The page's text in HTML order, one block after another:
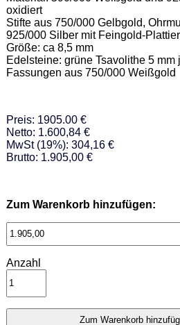
oxidiert
Stifte aus 750/000 Gelbgold,
925/000 Silber mit Feingold-
Größe: ca 8,5 mm
Edelsteine: grüne Tsavolithe 5 mm
Fassungen aus 750/000 Weißgold
Preis: 1905.00 €
Netto: 1.600,84 €
MwSt (19%): 304,16 €
Brutto: 1.905,00 €
Zum Warenkorb hinzufügen:
Anzahl